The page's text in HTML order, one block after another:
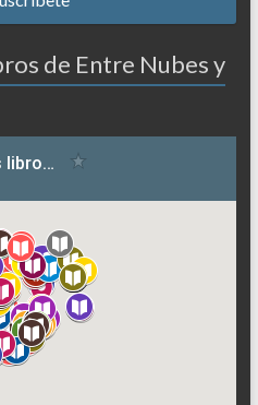
de Entre Nubes y